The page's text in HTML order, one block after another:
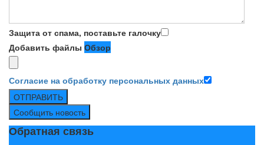
Защита от спама, поставьте галочку
Добавить файлы Обзор
Согласие на обработку персональных данных
ОТПРАВИТЬ
Сообщить новость
Обратная связь